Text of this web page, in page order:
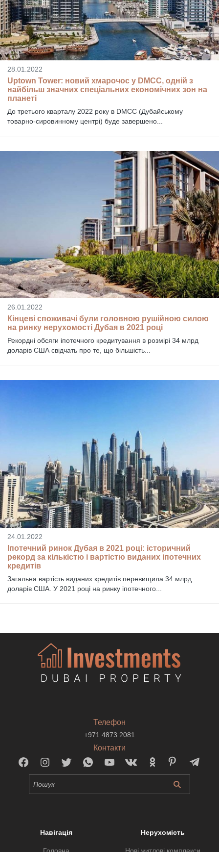
28.01.2022
Uptown Tower: новий хмарочос у DMCC, одній з
найбільш значних спеціальних економічних зон на
планеті
До третього кварталу 2022 року в DMCC (Дубайському
товарно-сировинному центрі) буде завершено...
26.01.2022
Кінцеві споживачі були головною рушійною силою
на ринку нерухомості Дубая в 2021 році
Рекордні обсяги іпотечного кредитування в розмірі 34 млрд
доларів США свідчать про те, що більшість...
24.01.2022
Іпотечний ринок Дубая в 2021 році: історичний
рекорд за кількістю і вартістю виданих іпотечних
кредитів
Загальна вартість виданих кредитів перевищила 34 млрд
доларів США. У 2021 році на ринку іпотечного...
Телефон
+971 4873 2081
Контакти
Навігація
Головна
Нерухомість
Нові житлові комплекси